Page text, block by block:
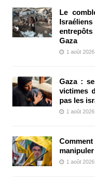
Le
Gaza
1 août 2026
Gaza :
victimes
pas les
1 août 2026
manipuler
1 août 2026